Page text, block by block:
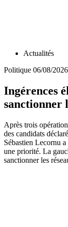
Actualités
Politique 06/08/2026
Ingérences
sanctionner
Après trois
des candidats
Sébastien Lecornu
une priorité. La
sanctionner les